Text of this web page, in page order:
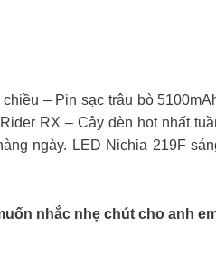
– Pin sạc trâu bò
RX – Cây đèn hot nhất
ngày. LED Nichia 219F
nhắc nhẹ chút cho anh